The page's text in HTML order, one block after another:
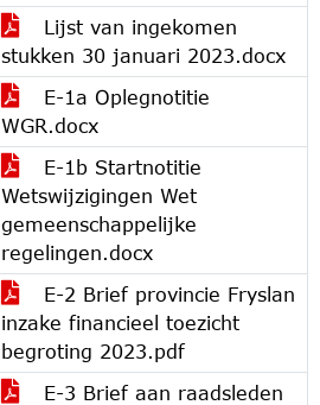
Lijst van ingekomen
stukken 30 januari 2023.docx
E-1a Oplegnotitie
WGR.docx
E-1b Startnotitie
Wetswijzigingen Wet
gemeenschappelijke
regelingen.docx
E-2 Brief provincie Fryslan
inzake financieel toezicht
begroting 2023.pdf
E-3 Brief aan raadsleden